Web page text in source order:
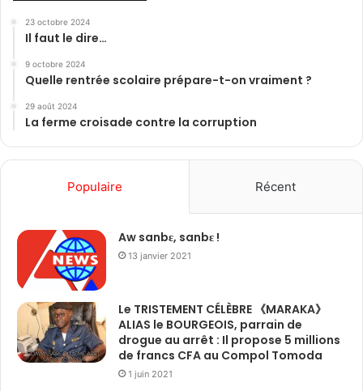
23 octobre 2024
Il faut le dire…
9 octobre 2024
Quelle rentrée scolaire prépare-t-on vraiment ?
29 août 2024
La ferme croisade contre la corruption
Populaire Récent
Aw sanbɛ, sanbɛ !
13 janvier 2021
Le TRISTEMENT CÉLÈBRE 《MARAKA》
ALIAS le BOURGEOIS, parrain de
drogue au arrêt : Il propose 5 millions
de francs CFA au Compol Tomoda
1 juin 2021